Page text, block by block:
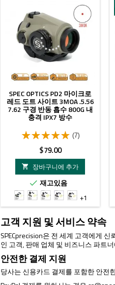
SPEC OPTICS PD2 마이크로
레드 도트 사이트 3MOA .5.56
7.62 구경 반동 흡수 800G 내
충격 IPX7 방수
(7)
가
격
$79.00

장바구니에 추가
 재고있음
PD2
with
mount
PD2
with
2.26"
Mount
PD2
with
1.93"
Mount
PD2
with
1.54"
Mount
PD2
with
LT660
QD
Mount
+1
고객 지원 및 서비스 약속
SPECprecision은 전 세계 고객에게
인 고객, 판매 업체 및 비즈니스 파트
안전한 결제 지원
당사는 신용카드 결제를 포함한 안전